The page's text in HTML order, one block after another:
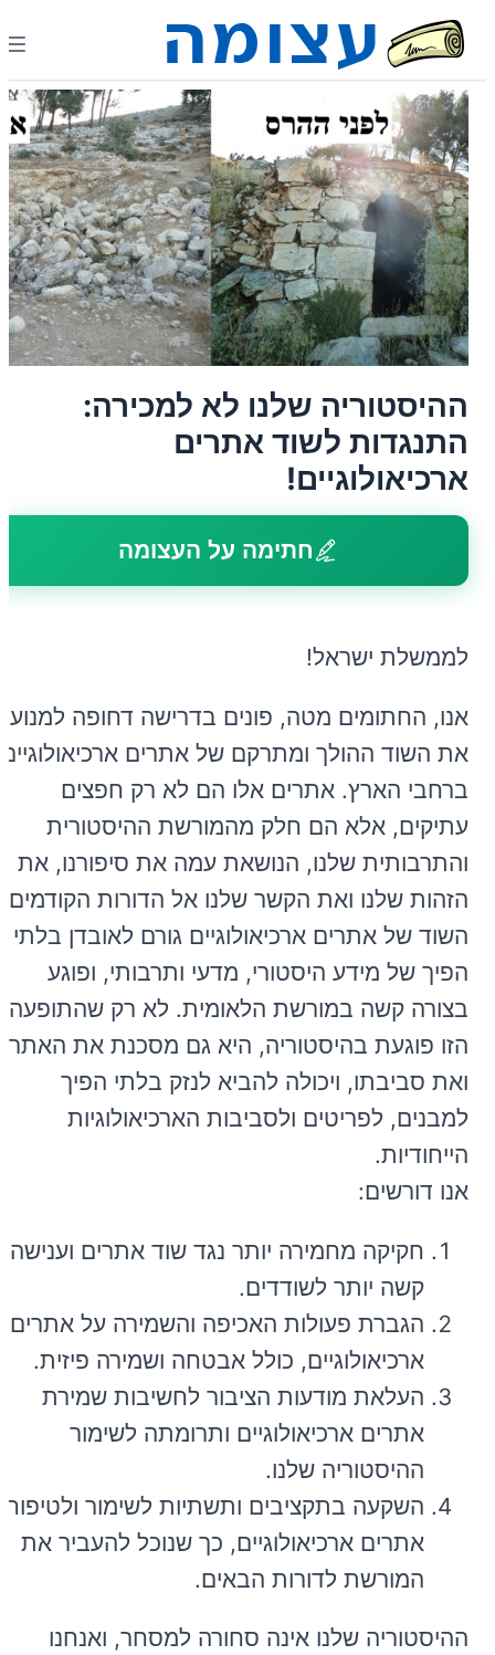
ההיסטוריה שלנו לא למכירה:
התנגדות לשוד אתרים
ארכיאולוגיים!
חתימה על העצומה
לממשלת ישראל!
אנו, החתומים מטה, פונים בדרישה דחופה למנוע
את השוד ההולך ומתרקם של אתרים ארכיאולוגיים
ברחבי הארץ. אתרים אלו הם לא רק חפצים
עתיקים, אלא הם חלק מהמורשת ההיסטורית
והתרבותית שלנו, הנושאת עמה את סיפורנו, את
הזהות שלנו ואת הקשר שלנו אל הדורות הקודמים.
השוד של אתרים ארכיאולוגיים גורם לאובדן בלתי
הפיך של מידע היסטורי, מדעי ותרבותי, ופוגע
בצורה קשה במורשת הלאומית. לא רק שהתופעה
הזו פוגעת בהיסטוריה, היא גם מסכנת את האתר
ואת סביבתו, ויכולה להביא לנזק בלתי הפיך
למבנים, לפריטים ולסביבות הארכיאולוגיות
הייחודיות.
אנו דורשים:
חקיקה מחמירה יותר נגד שוד אתרים וענישה
קשה יותר לשודדים.
הגברת פעולות האכיפה והשמירה על אתרים
ארכיאולוגיים, כולל אבטחה ושמירה פיזית.
העלאת מודעות הציבור לחשיבות שמירת
אתרים ארכיאולוגיים ותרומתה לשימור
ההיסטוריה שלנו.
השקעה בתקציבים ותשתיות לשימור ולטיפוח
אתרים ארכיאולוגיים, כך שנוכל להעביר את
המורשת לדורות הבאים.
ההיסטוריה שלנו אינה סחורה למסחר, ואנחנו